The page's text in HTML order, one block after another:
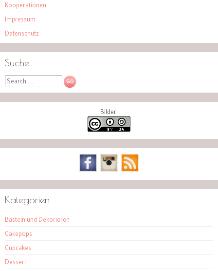
Kooperationen
Impressum
Datenschutz
Suche
Search
Bilder:
Kategorien
Basteln und Dekorieren
Cakepops
Cupcakes
Dessert